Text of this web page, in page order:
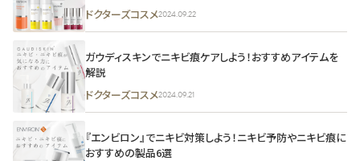
ドクターズコスメ2024.09.22
ガウディスキンでニキビ痕ケアしよう！おすすめアイテムを
解説
ドクターズコスメ2024.09.21
『エンビロン』でニキビ対策しよう！ニキビ予防やニキビ痕に
おすすめの製品6選